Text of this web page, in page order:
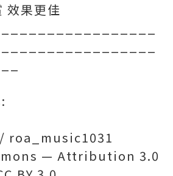
效果更佳
roa_music1031
— Attribution 3.0